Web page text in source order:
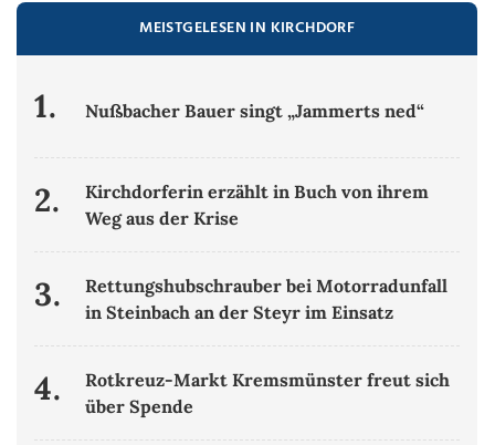
MEISTGELESEN IN KIRCHDORF
1. Nußbacher Bauer singt „Jammerts ned“
2.
Kirchdorferin erzählt in Buch von ihrem
Weg aus der Krise
3.
Rettungshubschrauber bei Motorradunfall
in Steinbach an der Steyr im Einsatz
4.
Rotkreuz-Markt Kremsmünster freut sich
über Spende